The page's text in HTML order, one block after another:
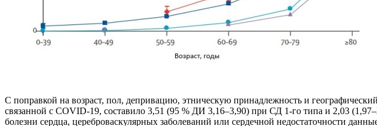
С поправкой на возраст, пол, депривацию, этническую принадлежность и
связанной с COVID-19, составило 3,51 (95 % ДИ 3,16–3,90) при СД 1-го типа и 2,03
болезни сердца, цереброваскулярных заболеваний или сердечной недостаточности